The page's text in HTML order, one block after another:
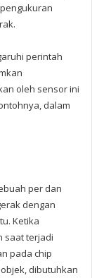
perintah
oleh sensor ini
dalam
per dan
dengan
Ketika
saat terjadi
pada chip
dibutuhkan